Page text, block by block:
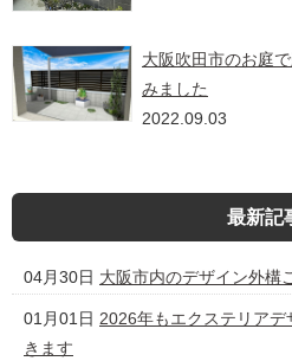
大阪吹田市のお庭
みました
2022.09.03
最新記
04月30日 大阪市内のデザイン外構
01月01日 2026年もエクステリア
きます